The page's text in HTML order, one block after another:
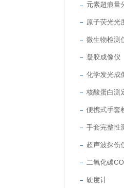
元素超痕量
原子荧光光
微生物检测
凝胶成像仪
化学发光成
核酸蛋白测
便携式手套
手套完整性
超声波探伤
二氧化碳
硬度计